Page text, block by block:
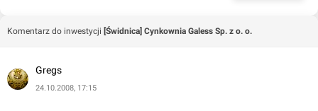
więcej na stronie:
http://www.invest-park.com.pl/index.php?
cat=354&news=56
Komentarz do inwestycji [Świdnica] Cynkownia Galess Sp. z o. o.
Gregs
24.10.2008, 17:15